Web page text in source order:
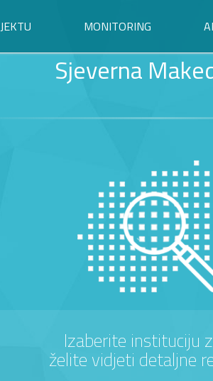
MONITORING
Sjeverna
Izaberite instituciju
želite vidjeti detaljne